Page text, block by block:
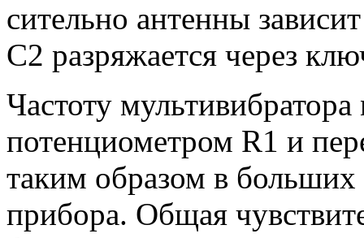
сительно антенны
С2 разряжается через
Частоту
потенциометром R1 и
таким образом в больших
прибора. Общая